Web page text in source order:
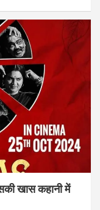
खास कहानी में